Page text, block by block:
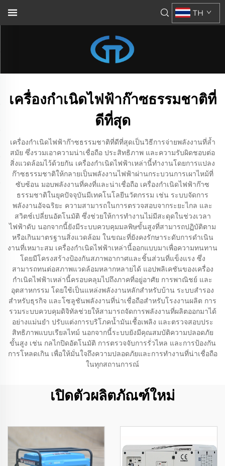
TH
เครื่องกำเนิดไฟฟ้าก๊าซธรรมชาติที่
ดีที่สุด
เครื่องกำเนิดไฟฟ้าก๊าซธรรมชาติที่ดีที่สุดเป็นวิธีการจ่ายพลังงานที่ล้ำ
สมัย ซึ่งรวมเอาความน่าเชื่อถือ ประสิทธิภาพ และความรับผิดชอบต่อ
สิ่งแวดล้อมไว้ด้วยกัน เครื่องกำเนิดไฟฟ้าเหล่านี้ทำงานโดยการแปลง
ก๊าซธรรมชาติให้กลายเป็นพลังงานไฟฟ้าผ่านกระบวนการเผาไหม้ที่
ซับซ้อน มอบพลังงานที่คงที่และน่าเชื่อถือ เครื่องกำเนิดไฟฟ้าก๊าซ
ธรรมชาติในยุคปัจจุบันมีเทคโนโลยีนวัตกรรม เช่น ระบบจัดการ
พลังงานอัจฉริยะ ความสามารถในการตรวจสอบจากระยะไกล และ
สวิตช์เปลี่ยนอัตโนมัติ ซึ่งช่วยให้การทำงานไม่มีสะดุดในช่วงเวลา
ไฟฟ้าดับ นอกจากนี้ยังมีระบบควบคุมมลพิษขั้นสูงที่สามารถปฏิบัติตาม
หรือเกินมาตรฐานสิ่งแวดล้อม ในขณะที่ยังคงรักษาระดับการดำเนิน
งานที่เหมาะสม เครื่องกำเนิดไฟฟ้าเหล่านี้ออกแบบมาเพื่อความทนทาน
โดยมีโครงสร้างป้องกันสภาพอากาศและชิ้นส่วนที่แข็งแรง ซึ่ง
สามารถทนต่อสภาพแวดล้อมหลากหลายได้ แอปพลิเคชันของเครื่อง
กำเนิดไฟฟ้าเหล่านี้ครอบคลุมไปถึงภาคที่อยู่อาศัย การพาณิชย์ และ
อุตสาหกรรม โดยใช้เป็นแหล่งพลังงานหลักสำหรับบ้าน ระบบสำรอง
สำหรับธุรกิจ และโซลูชันพลังงานที่น่าเชื่อถือสำหรับโรงงานผลิต การ
รวมระบบควบคุมดิจิทัลช่วยให้สามารถจัดการพลังงานที่ผลิตออกมาได้
อย่างแม่นยำ ปรับแต่งการบริโภคน้ำมันเชื้อเพลิง และตรวจสอบประ
สิทธิภาพแบบเรียลไทม์ นอกจากนี้ระบบยังมีคุณสมบัติความปลอดภัย
ขั้นสูง เช่น กลไกปิดอัตโนมัติ การตรวจจับการรั่วไหล และการป้องกัน
การโหลดเกิน เพื่อให้มั่นใจถึงความปลอดภัยและการทำงานที่น่าเชื่อถือ
ในทุกสถานการณ์
เปิดตัวผลิตภัณฑ์ใหม่